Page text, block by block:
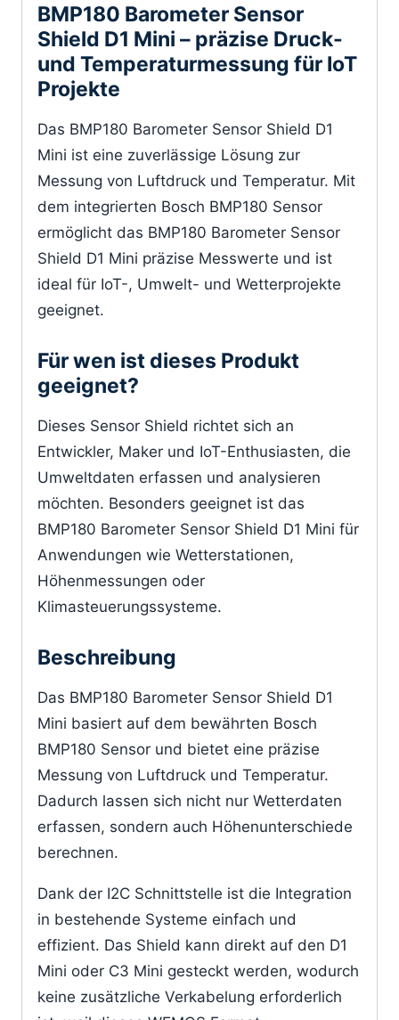
BMP180 Barometer Sensor
Shield D1 Mini – präzise Druck-
und Temperaturmessung für IoT
Projekte
Das BMP180 Barometer Sensor Shield D1
Mini ist eine zuverlässige Lösung zur
Messung von Luftdruck und Temperatur. Mit
dem integrierten Bosch BMP180 Sensor
ermöglicht das BMP180 Barometer Sensor
Shield D1 Mini präzise Messwerte und ist
ideal für IoT-, Umwelt- und Wetterprojekte
geeignet.
Für wen ist dieses Produkt
geeignet?
Dieses Sensor Shield richtet sich an
Entwickler, Maker und IoT-Enthusiasten, die
Umweltdaten erfassen und analysieren
möchten. Besonders geeignet ist das
BMP180 Barometer Sensor Shield D1 Mini für
Anwendungen wie Wetterstationen,
Höhenmessungen oder
Klimasteuerungssysteme.
Beschreibung
Das BMP180 Barometer Sensor Shield D1
Mini basiert auf dem bewährten Bosch
BMP180 Sensor und bietet eine präzise
Messung von Luftdruck und Temperatur.
Dadurch lassen sich nicht nur Wetterdaten
erfassen, sondern auch Höhenunterschiede
berechnen.
Dank der I2C Schnittstelle ist die Integration
in bestehende Systeme einfach und
effizient. Das Shield kann direkt auf den D1
Mini oder C3 Mini gesteckt werden, wodurch
keine zusätzliche Verkabelung erforderlich